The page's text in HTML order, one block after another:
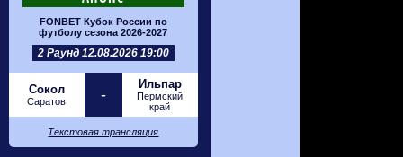
FONBET Кубок России по
футболу сезона 2026-2027
2 Раунд 12.08.2026 19:00
Сокол
Саратов -
Ильпар
Пермский
край
Текстовая трансляция